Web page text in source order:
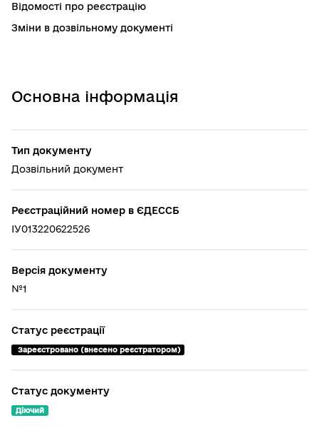
Основна інформація
Тип документу
Дозвільний документ
Реєстраційний номер в ЄДЕССБ
ІУ013220622526
Версія документу
№1
Статус реєстрації
Зареєстровано (внесено реєстратором)
Статус документу
Діючий
Відомості про реєстрацію
Зміни в дозвільному документі